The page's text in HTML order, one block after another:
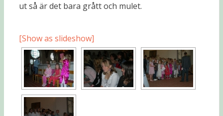
ut så är det bara grått och mulet.
[Show as slideshow]